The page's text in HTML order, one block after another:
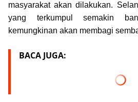
masyarakat akan dilakukan.
yang terkumpul semakin
kemungkinan akan membagi
BACA JUGA: